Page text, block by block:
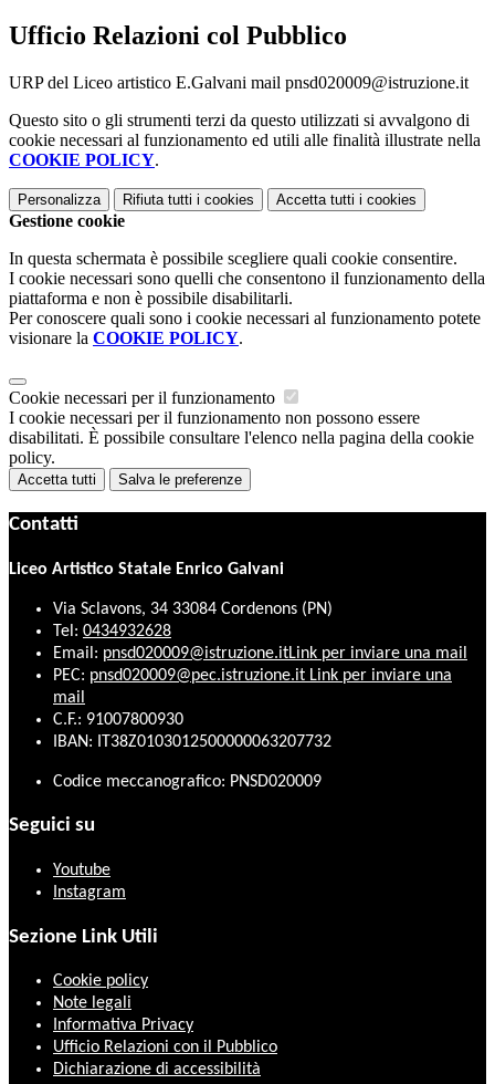
Ufficio Relazioni col Pubblico
URP del Liceo artistico E.Galvani mail pnsd020009@istruzione.it
Questo sito o gli strumenti terzi da questo utilizzati si avvalgono di
cookie necessari al funzionamento ed utili alle finalità illustrate nella
COOKIE POLICY.
Personalizza Rifiuta tutti i cookies Accetta tutti i cookies
Gestione cookie
In questa schermata è possibile scegliere quali cookie consentire.
I cookie necessari sono quelli che consentono il funzionamento della
piattaforma e non è possibile disabilitarli.
Per conoscere quali sono i cookie necessari al funzionamento potete
visionare la COOKIE POLICY.
Cookie necessari per il funzionamento
I cookie necessari per il funzionamento non possono essere
disabilitati. È possibile consultare l'elenco nella pagina della cookie
policy.
Accetta tutti Salva le preferenze
Contatti
Liceo Artistico Statale Enrico Galvani
Via Sclavons, 34 33084 Cordenons (PN)
Tel: 0434932628
Email: pnsd020009@istruzione.itLink per inviare una mail
PEC: pnsd020009@pec.istruzione.it Link per inviare una
mail
C.F.: 91007800930
IBAN: IT38Z0103012500000063207732
Codice meccanografico: PNSD020009
Seguici su
Youtube
Instagram
Sezione Link Utili
Cookie policy
Note legali
Informativa Privacy
Ufficio Relazioni con il Pubblico
Dichiarazione di accessibilità